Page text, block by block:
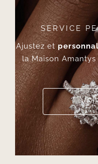
SERVICE
Ajustez et
la Maison